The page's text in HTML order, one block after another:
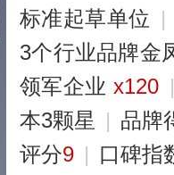
标准起草单位 |
3个行业品牌金
领军企业x120
本3颗星 | 品牌
评分9 | 口碑指